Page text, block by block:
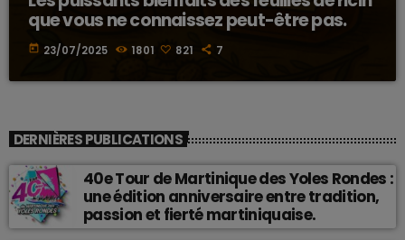
que vous ne connaissez peut-être pas.
today 23/07/2025 1801 821 7
DERNIÈRES PUBLICATIONS
40e Tour de Martinique des Yoles Rondes :
une édition anniversaire entre tradition,
passion et fierté martiniquaise.